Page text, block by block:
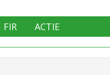
FIR ACTIE